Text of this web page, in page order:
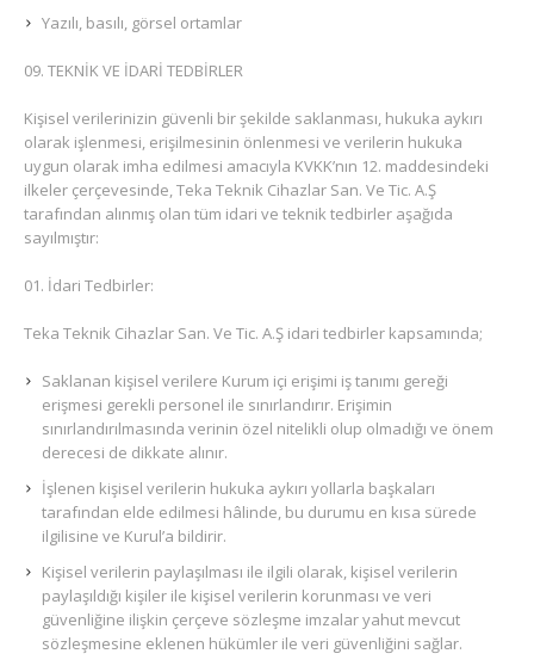
Yazılı, basılı, görsel ortamlar
TEKNİK VE İDARİ TEDBİRLER
Kişisel verilerinizin güvenli bir şekilde saklanması, hukuka aykırı
olarak işlenmesi, erişilmesinin önlenmesi ve verilerin hukuka
uygun olarak imha edilmesi amacıyla KVKK’nın 12. maddesindeki
ilkeler çerçevesinde, Teka Teknik Cihazlar San. Ve Tic. A.Ş
tarafından alınmış olan tüm idari ve teknik tedbirler aşağıda
sayılmıştır:
İdari Tedbirler:
Teka Teknik Cihazlar San. Ve Tic. A.Ş idari tedbirler kapsamında;
Saklanan kişisel verilere Kurum içi erişimi iş tanımı gereği
erişmesi gerekli personel ile sınırlandırır. Erişimin
sınırlandırılmasında verinin özel nitelikli olup olmadığı ve önem
derecesi de dikkate alınır.
İşlenen kişisel verilerin hukuka aykırı yollarla başkaları
tarafından elde edilmesi hâlinde, bu durumu en kısa sürede
ilgilisine ve Kurul’a bildirir.
Kişisel verilerin paylaşılması ile ilgili olarak, kişisel verilerin
paylaşıldığı kişiler ile kişisel verilerin korunması ve veri
güvenliğine ilişkin çerçeve sözleşme imzalar yahut mevcut
sözleşmesine eklenen hükümler ile veri güvenliğini sağlar.